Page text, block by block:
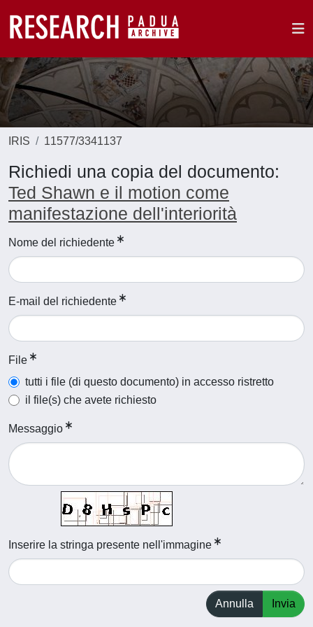
IRIS 11577/3341137
Richiedi una copia del documento:
Ted Shawn e il motion come
manifestazione dell'interiorità
Nome del richiedente
E-mail del richiedente
File
tutti i file (di questo documento) in accesso ristretto
il file(s) che avete richiesto
Messaggio
Inserire la stringa presente nell'immagine
Annulla Invia